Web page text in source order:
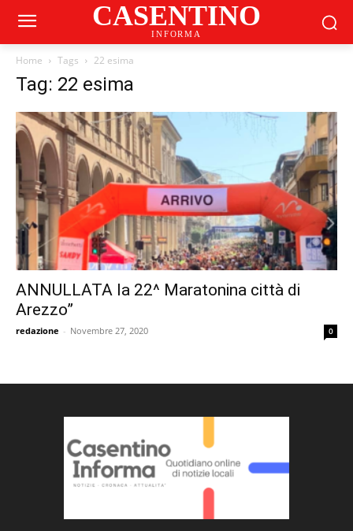
CASENTINO
INFORMA
Home Tags 22 esima
Tag: 22 esima
ANNULLATA la 22^ Maratonina città di
Arezzo”
redazione - Novembre 27, 2020 0